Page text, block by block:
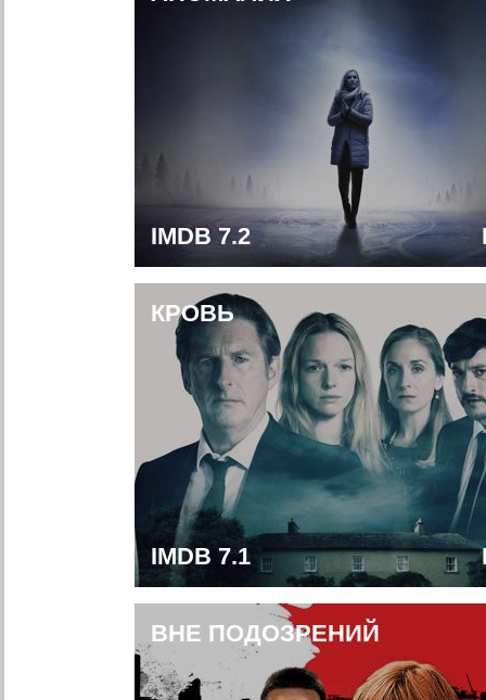
IMDB 7.2
КРОВЬ
IMDB 7.1
ВНЕ ПОДОЗРЕНИЙ